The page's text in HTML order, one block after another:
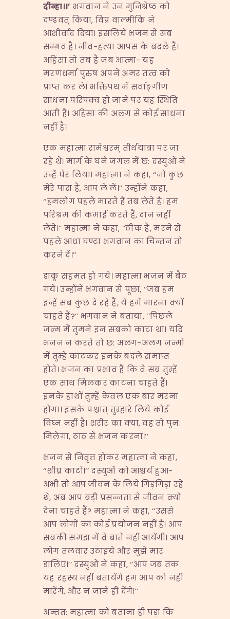
दीन्हा।।’ भगवान ने उन मुनिश्रेष्ठ को
दण्डवत् किया, विप्र वाल्मीकि ने
आशीर्वाद दिया। इसलिये भजन से सब
सम्भव है। जीव-हत्या आपस के बदले हैं।
अहिंसा तो तब है जब आत्मा- यह
मरणधर्मा पुरुष अपने अमर तत्व को
प्राप्त कर ले। भक्तिपथ में सर्वाङ्गीण
साधना परिपक्व हो जाने पर यह स्थिति
आती है। अहिंसा की अलग से कोई साधना
नहीं है।
एक महात्मा रामेश्वरम् तीर्थयात्रा पर जा
रहे थे। मार्ग के घने जंगल में छ: दस्युओं ने
उन्हें घेर लिया। महात्मा ने कहा, ‘‘जो कुछ
मेरे पास है, आप ले लें।’’ उन्होंने कहा,
‘‘हमलोग पहले मारते हैं तब लेते हैं। हम
परिश्रम की कमाई करते हैं, दान नहीं
लेते।’’ महात्मा ने कहा, ‘‘ठीक है, मरने से
पहले आधा घण्टा भगवान का चिन्तन तो
करने दें।’’
डाकू सहमत हो गये। महात्मा भजन में बैठ
गये। उन्होंने भगवान से पूछा, ‘‘जब हम
इन्हें सब कुछ दे रहे हैं, ये हमें मारना क्यों
चाहते हैं?’’ भगवान ने बताया, ‘‘पिछले
जन्म में तुमने इन सबको काटा था। यदि
भजन न करते तो छ: अलग-अलग जन्मों
में तुम्हें काटकर इनके बदले समाप्त
होते। भजन का प्रभाव है कि वे सब तुम्हें
एक साथ मिलकर काटना चाहते हैं।
इनके हाथों तुम्हें केवल एक बार मरना
होगा। इसके पश्चात् तुम्हारे लिये कोई
विघ्न नहीं है। शरीर का क्या, वह तो पुन:
मिलेगा, ठाठ से भजन करना।’’
भजन से निवृत्त होकर महात्मा ने कहा,
‘‘शीघ्र काटो।’’ दस्युओं को आश्चर्य हुआ-
अभी तो आप जीवन के लिये गिड़गिड़ा रहे
थे, अब आप बड़ी प्रसन्नता से जीवन क्यों
देना चाहते हैं? महात्मा ने कहा, ‘‘उससे
आप लोगों का कोई प्रयोजन नहीं है। आप
सबकी समझ में वे बातें नहीं आयेंगी। आप
लोग तलवार उठाइये और मुझे मार
डालिए।’’ दस्युओं ने कहा, ‘‘आप जब तक
यह रहस्य नहीं बतायेंगे हम आप को नहीं
मारेंगे, और न जाने ही देंगे।’’
अन्तत: महात्मा को बताना ही पड़ा कि